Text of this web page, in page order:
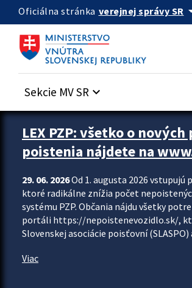
Preskocit na hlavný obsah
Oficiálna stránka verejnej správy SR
Sekcie MV SR keyboard_arrow_down
Zastavit automatický posun upútavok
LEX PZP: všetko o
poistenia nájdete na
29. 06. 2026Od 1. augusta 2026
ktoré radikálne znížia počet
systému PZP. Občania nájdu všetky
portáli https://nepoistenevozidlo.sk/,
Slovenskej asociácie poisťovní
Viac